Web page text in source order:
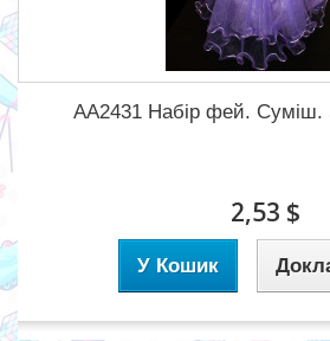
AA2431 Набір фей. Суміш.
2,53 $
У Кошик